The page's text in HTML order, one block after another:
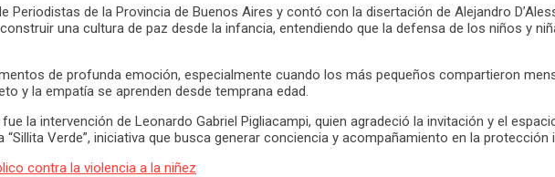
Periodistas de la Provincia de Buenos Aires y contó con la disertación de Alejandro
una cultura de paz desde la infancia, entendiendo que la defensa de los niños y
de profunda emoción, especialmente cuando los más pequeños compartieron
y la empatía se aprenden desde temprana edad.
la intervención de Leonardo Gabriel Pigliacampi, quien agradeció la invitación y el
Verde”, iniciativa que busca generar conciencia y acompañamiento en la protección
contra la violencia a la niñez